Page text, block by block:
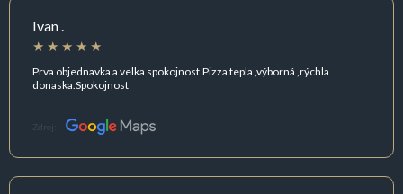
Ivan .
Prva objednavka a velka spokojnost.Pizza tepla ,výborná ,rýchla
donaska.Spokojnost
Zdroj: